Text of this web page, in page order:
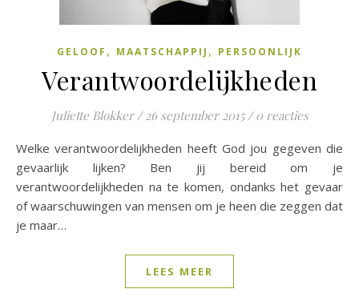
GELOOF , MAATSCHAPPIJ , PERSOONLIJK
Verantwoordelijkheden
Juliette Blokker / 26 september 2015 / 0 reacties
Welke verantwoordelijkheden heeft God jou gegeven die
gevaarlijk lijken? Ben jij bereid om je
verantwoordelijkheden na te komen, ondanks het gevaar
of waarschuwingen van mensen om je heen die zeggen dat
je maar…
LEES MEER